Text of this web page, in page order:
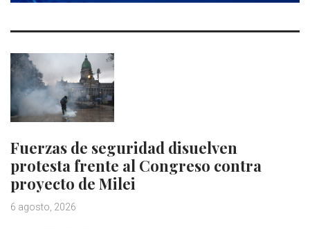
Fuerzas de seguridad disuelven
protesta frente al Congreso contra
proyecto de Milei
6 agosto, 2026